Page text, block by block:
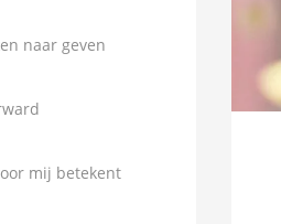
naar geven
mij betekent